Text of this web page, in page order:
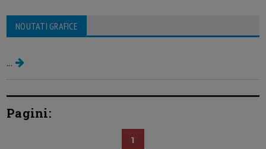
NOUTATI GRAFICEGrafice de crestere
...
Pagini:
1